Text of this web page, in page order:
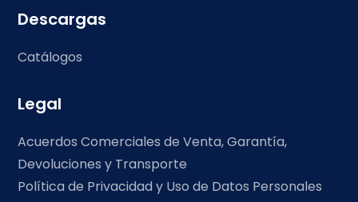
Descargas
Catálogos
Legal
Acuerdos Comerciales de Venta, Garantía,
Devoluciones y Transporte
Política de Privacidad y Uso de Datos Personales